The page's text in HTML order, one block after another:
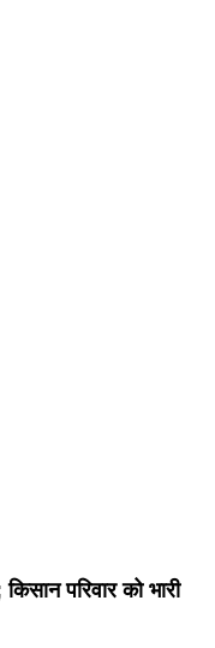
परिवार को भारी